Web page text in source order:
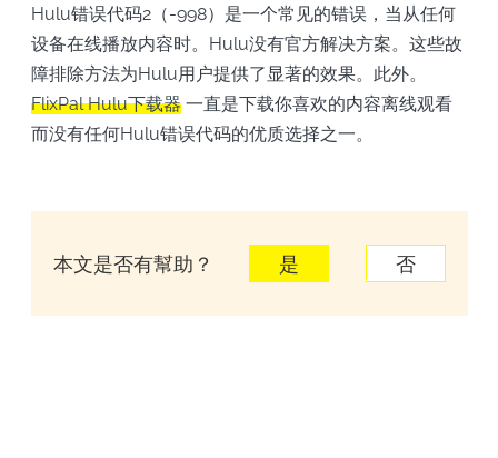
Hulu错误代码2（-998）是一个常见的错误，当从任何
设备在线播放内容时。Hulu没有官方解决方案。这些故
障排除方法为Hulu用户提供了显著的效果。此外。
FlixPal Hulu下载器一直是下载你喜欢的内容离线观看
而没有任何Hulu错误代码的优质选择之一。
本文是否有幫助？ 是 否